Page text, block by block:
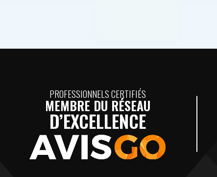
PROFESSIONNELS CERTIFIÉS
MEMBRE DU RÉSEAU
D’EXCELLENCE